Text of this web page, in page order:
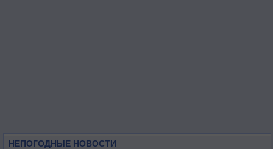
НЕПОГОДНЫЕ НОВОСТИ